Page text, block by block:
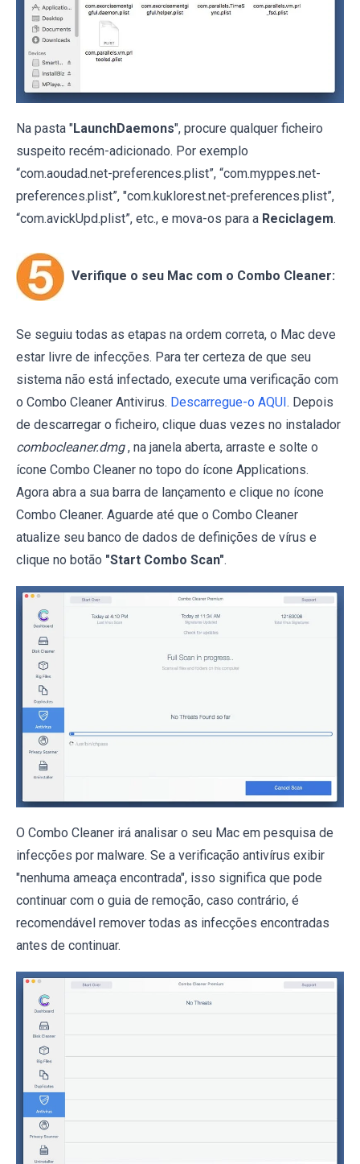
Na pasta "LaunchDaemons", procure qualquer ficheiro
suspeito recém-adicionado. Por exemplo
“com.aoudad.net-preferences.plist”, “com.myppes.net-
preferences.plist”, "com.kuklorest.net-preferences.plist”,
“com.avickUpd.plist”, etc., e mova-os para a Reciclagem.
Verifique o seu Mac com o Combo Cleaner:
Se seguiu todas as etapas na ordem correta, o Mac deve
estar livre de infecções. Para ter certeza de que seu
sistema não está infectado, execute uma verificação com
o Combo Cleaner Antivirus. Descarregue-o AQUI. Depois
de descarregar o ficheiro, clique duas vezes no instalador
combocleaner.dmg , na janela aberta, arraste e solte o
ícone Combo Cleaner no topo do ícone Applications.
Agora abra a sua barra de lançamento e clique no ícone
Combo Cleaner. Aguarde até que o Combo Cleaner
atualize seu banco de dados de definições de vírus e
clique no botão "Start Combo Scan".
O Combo Cleaner irá analisar o seu Mac em pesquisa de
infecções por malware. Se a verificação antivírus exibir
"nenhuma ameaça encontrada", isso significa que pode
continuar com o guia de remoção, caso contrário, é
recomendável remover todas as infecções encontradas
antes de continuar.